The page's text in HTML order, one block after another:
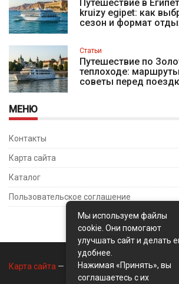
Путешествие в
kruizy egipet: как
сезон и формат
Статьи
Путешествие по
теплоходе:
советы перед
МЕНЮ
Контакты
Карта сайта
Каталог
Пользовательское соглашение
Карта сайта — Контакты— Политика
Мы используем файлы
cookie. Они помогают
улучшать сайт и делать
удобнее.
Нажимая «Принять», вы
соглашаетесь с их